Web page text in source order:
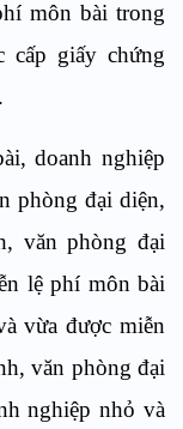
môn bài trong
cấp giấy chứng
doanh nghiệp
phòng đại diện,
văn phòng đại
lệ phí môn bài
vừa được miễn
văn phòng đại
nghiệp nhỏ và